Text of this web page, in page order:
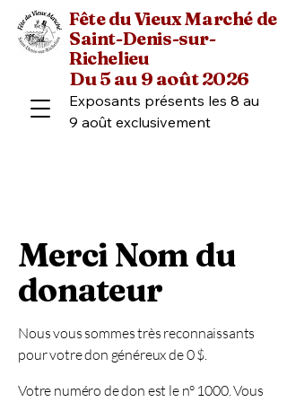
Fête du Vieux Marché de
Saint-Denis-sur-
Richelieu
Exposants présents les 8 au
9 août exclusivement
Du 5 au 9 août 2026
Merci Nom du
donateur
Nous vous sommes très reconnaissants
pour votre don généreux de 0 $.
Votre numéro de don est le n° 1000. Vous